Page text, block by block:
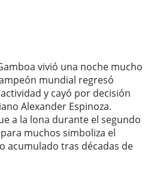
vivió una noche mucho
mundial regresó
y cayó por decisión
Alexander Espinoza.
a la lona durante el segundo
muchos simboliza el
acumulado tras décadas de